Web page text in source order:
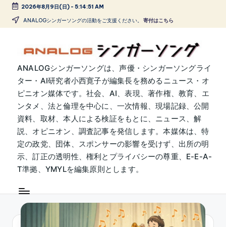
Skip
2026年8月9日(日)- 5:14:52 AM
ANALOGシンガーソングの活動をご支援ください。 寄付はこちら
A
N
A
L
O
G
シ
ン
ガ
ー
ANALOGシンガーソングは、声優・シンガーソングライ
ター・AI研究者小西寛子が編集長を務めるニュース・オ
ピニオン媒体です。社会、AI、表現、著作権、教育、エ
ンタメ、法と倫理を中心に、一次情報、現場記録、公開
資料、取材、本人による検証をもとに、ニュース、解
説、オピニオン、調査記事を発信します。本媒体は、特
定の政党、団体、スポンサーの影響を受けず、出所の明
示、訂正の透明性、権利とプライバシーの尊重、E-E-A-
T準拠、YMYLを編集原則とします。